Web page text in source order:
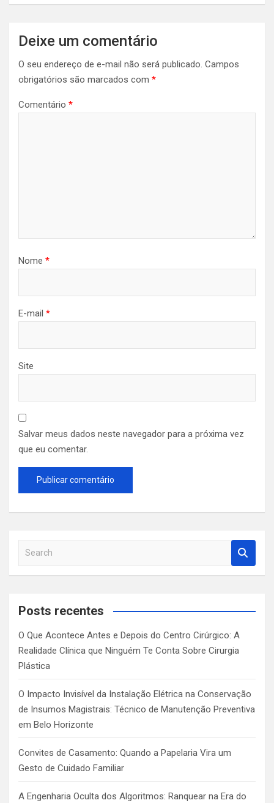
Deixe um comentário
O seu endereço de e-mail não será publicado. Campos
obrigatórios são marcados com *
Comentário *
Nome *
E-mail *
Site
Salvar meus dados neste navegador para a próxima vez
que eu comentar.
a
c
Posts recentes
O Que Acontece Antes e Depois do Centro Cirúrgico: A
Realidade Clínica que Ninguém Te Conta Sobre Cirurgia
Plástica
O Impacto Invisível da Instalação Elétrica na Conservação
de Insumos Magistrais: Técnico de Manutenção Preventiva
em Belo Horizonte
Convites de Casamento: Quando a Papelaria Vira um
Gesto de Cuidado Familiar
A Engenharia Oculta dos Algoritmos: Ranquear na Era do